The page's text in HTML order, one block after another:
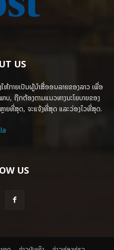
US
ຫ້ກາຍເປັນຜູ້ນຳສື່ອອນລາຍຂອງລາວ ເພື່ອ
ບ, ຖືກຕ້ອງຕາມແນວທາງນະໂຍບາຍຂອງ
ຍທີ່ສຸດ, ຈະແຈ້ງທີ່ສຸດ ແລະວ່ອງໄວທີ່ສຸດ.
US